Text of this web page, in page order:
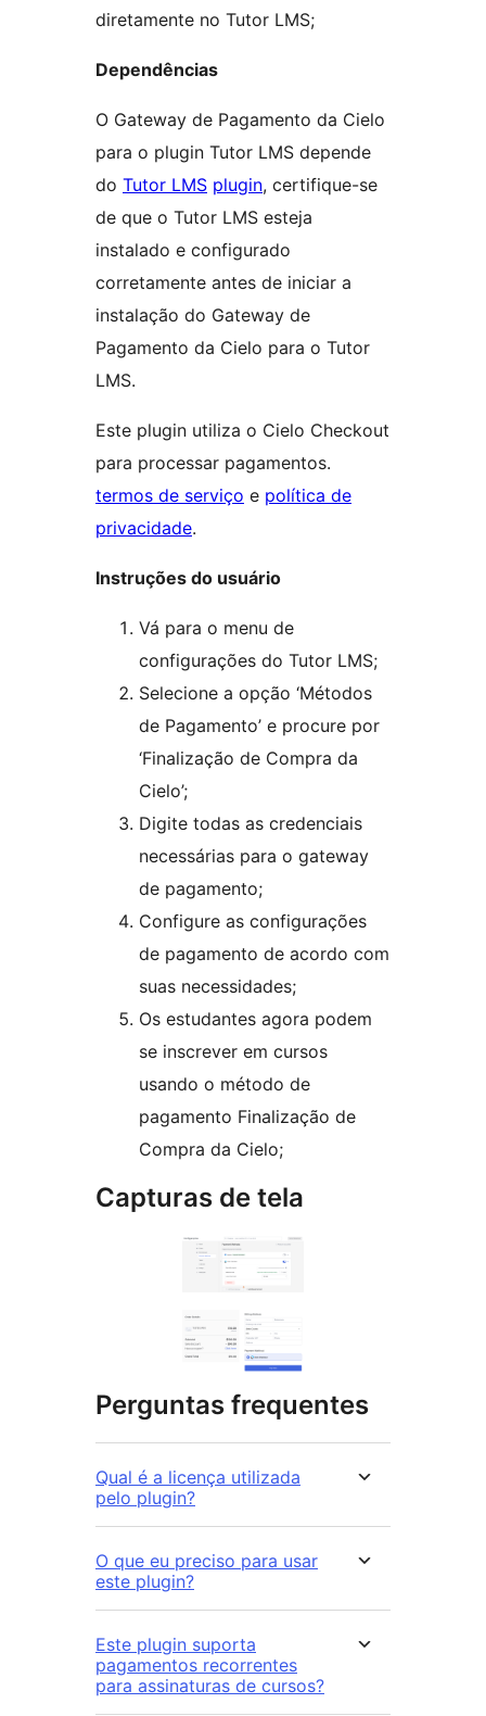
diretamente no Tutor LMS;
Dependências
O Gateway de Pagamento da Cielo
para o plugin Tutor LMS depende
do Tutor LMS plugin, certifique-se
de que o Tutor LMS esteja
instalado e configurado
corretamente antes de iniciar a
instalação do Gateway de
Pagamento da Cielo para o Tutor
LMS.
Este plugin utiliza o Cielo Checkout
para processar pagamentos.
termos de serviço e política de
privacidade.
Instruções do usuário
Vá para o menu de
configurações do Tutor LMS;
Selecione a opção ‘Métodos
de Pagamento’ e procure por
‘Finalização de Compra da
Cielo’;
Digite todas as credenciais
necessárias para o gateway
de pagamento;
Configure as configurações
de pagamento de acordo com
suas necessidades;
Os estudantes agora podem
se inscrever em cursos
usando o método de
pagamento Finalização de
Compra da Cielo;
Capturas de tela
Perguntas frequentes
Qual é a licença utilizada
pelo plugin?
O que eu preciso para usar
este plugin?
Este plugin suporta
pagamentos recorrentes
para assinaturas de cursos?